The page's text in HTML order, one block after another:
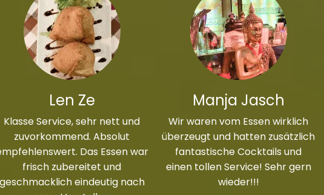
Len Ze
Klasse Service, sehr nett und
zuvorkommend. Absolut
Das Essen war
frisch zubereitet und
geschmacklich eindeutig nach
Manja Jasch
Wir waren vom Essen wirklich
überzeugt und hatten zusätzlich
fantastische Cocktails und
einen tollen Service! Sehr gern
wieder!!!